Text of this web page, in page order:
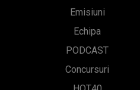
Emisiuni
Echipa
PODCAST
Concursuri